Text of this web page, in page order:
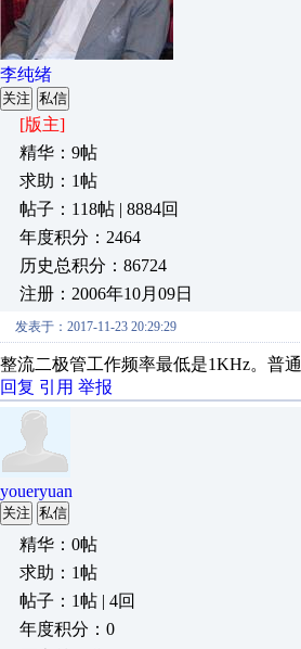
李纯绪
关注 私信
[版主]
精华：9帖
求助：1帖
帖子：118帖 | 8884回
年度积分：2464
历史总积分：86724
注册：2006年10月09日
发表于：2017-11-23 20:29:29
整流二极管工作频率最低是1KHz。普
回复 引用 举报
youeryuan
关注 私信
精华：0帖
求助：1帖
帖子：1帖 | 4回
年度积分：0